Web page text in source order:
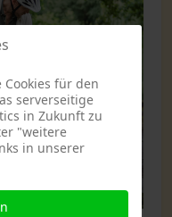
für den
serverseitige
in Zukunft zu
"weitere
in unserer